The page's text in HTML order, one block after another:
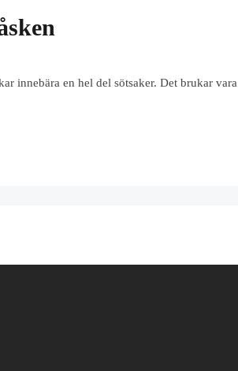
innebära en hel del sötsaker. Det brukar vara